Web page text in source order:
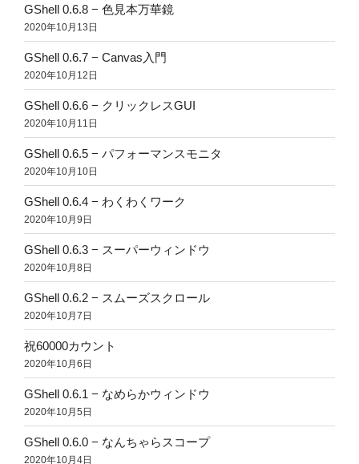
GShell 0.6.8 − 色見本万華鏡
2020年10月13日
GShell 0.6.7 − Canvas入門
2020年10月12日
GShell 0.6.6 − クリックレスGUI
2020年10月11日
GShell 0.6.5 − パフォーマンスモニタ
2020年10月10日
GShell 0.6.4 − わくわくワーク
2020年10月9日
GShell 0.6.3 − スーパーウィンドウ
2020年10月8日
GShell 0.6.2 − スムーズスクロール
2020年10月7日
祝60000カウント
2020年10月6日
GShell 0.6.1 − なめらかウィンドウ
2020年10月5日
GShell 0.6.0 − なんちゃらスコープ
2020年10月4日